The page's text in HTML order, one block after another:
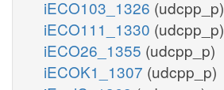
iECO103_1326 (udcpp_p)
iECO111_1330 (udcpp_p)
iECO26_1355 (udcpp_p)
iECOK1_1307 (udcpp_p)